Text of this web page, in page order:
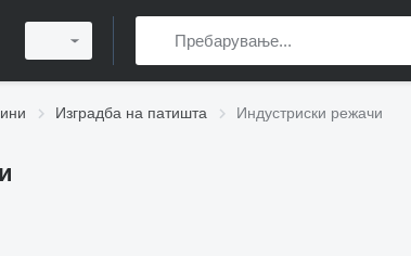
Изградба на патишта Индустриски режачи